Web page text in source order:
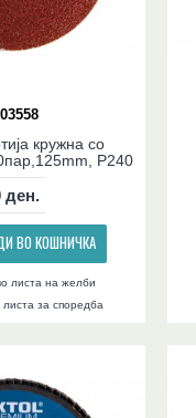
кружна со
P240
ден.
ВО КОШНИЧКА
листа на желби
за споредба